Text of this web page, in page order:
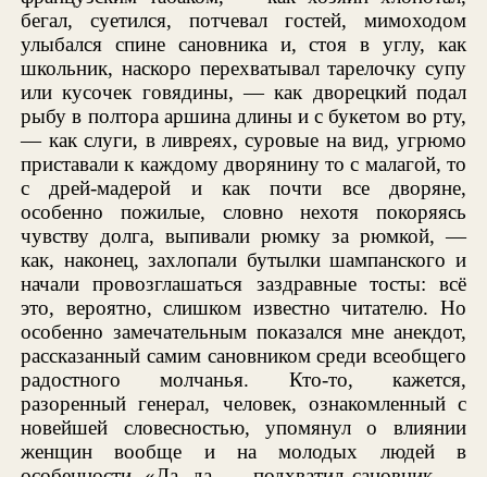
бегал, суетился, потчевал гостей, мимоходом
улыбался спине сановника и, стоя в углу, как
школьник, наскоро перехватывал тарелочку супу
или кусочек говядины, — как дворецкий подал
рыбу в полтора аршина длины и с букетом во рту,
— как слуги, в ливреях, суровые на вид, угрюмо
приставали к каждому дворянину то с малагой, то
с дрей-мадерой и как почти все дворяне,
особенно пожилые, словно нехотя покоряясь
чувству долга, выпивали рюмку за рюмкой, —
как, наконец, захлопали бутылки шампанского и
начали провозглашаться заздравные тосты: всё
это, вероятно, слишком известно читателю. Но
особенно замечательным показался мне анекдот,
рассказанный самим сановником среди всеобщего
радостного молчанья. Кто-то, кажется,
разоренный генерал, человек, ознакомленный с
новейшей словесностью, упомянул о влиянии
женщин вообще и на молодых людей в